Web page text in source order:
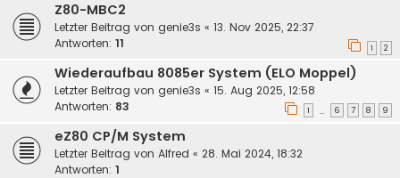
Z80-MBC2
Letzter Beitrag von genie3s « 13. Nov 2025, 22:37
Antworten: 11 1 2
Wiederaufbau 8085er System (ELO Moppel)
Letzter Beitrag von genie3s « 15. Aug 2025, 12:58
Antworten: 83 1 … 6 7 8 9
eZ80 CP/M System
Letzter Beitrag von Alfred « 28. Mai 2024, 18:32
Antworten: 1